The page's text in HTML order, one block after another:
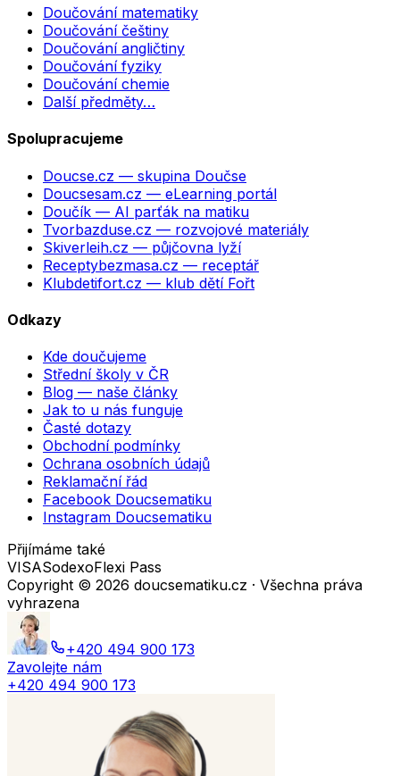
Doučování matematiky
Doučování češtiny
Doučování angličtiny
Doučování fyziky
Doučování chemie
Další předměty…
Spolupracujeme
Doucse.cz — skupina Doučse
Doucsesam.cz — eLearning portál
Doučík — AI parťák na matiku
Tvorbazduse.cz — rozvojové materiály
Skiverleih.cz — půjčovna lyží
Receptybezmasa.cz — receptář
Klubdetifort.cz — klub dětí Fořt
Odkazy
Kde doučujeme
Střední školy v ČR
Blog — naše články
Jak to u nás funguje
Časté dotazy
Obchodní podmínky
Ochrana osobních údajů
Reklamační řád
Facebook Doucsematiku
Instagram Doucsematiku
Přijímáme také
VISASodexoFlexi Pass
Copyright © 2026 doucsematiku.cz · Všechna práva
vyhrazena
+420 494 900 173
Zavolejte nám
+420 494 900 173